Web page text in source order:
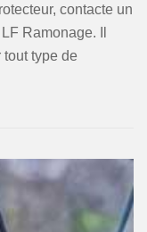
contacte un
Ramonage. Il
type de